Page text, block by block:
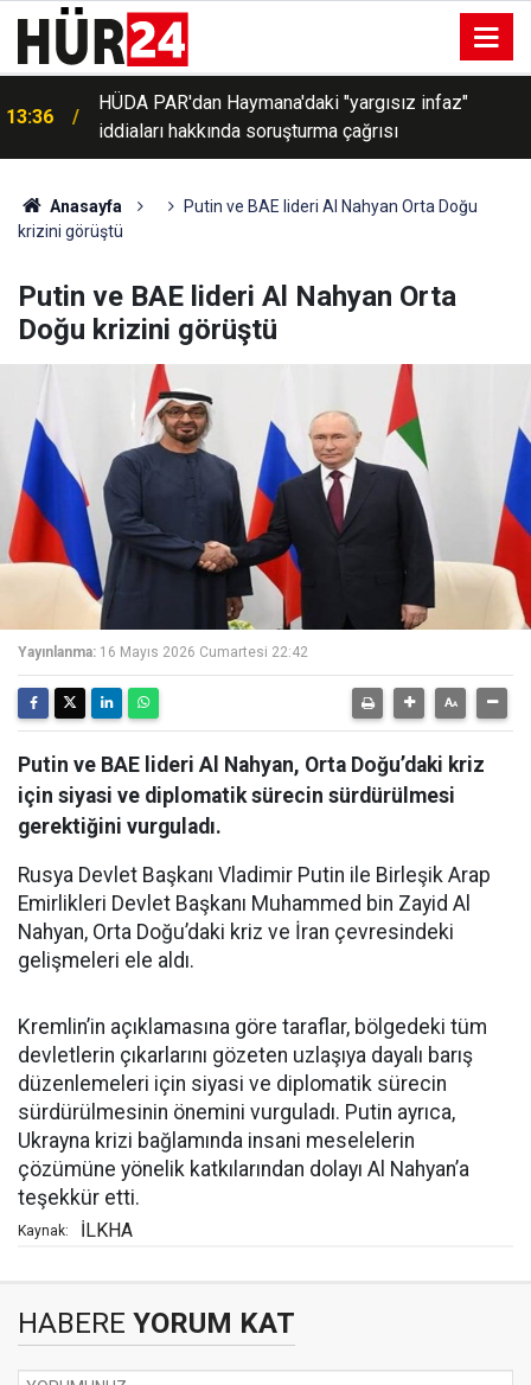
13:36
HÜDA PAR'dan Haymana'daki "yargısız infaz"
iddiaları hakkında soruşturma çağrısı
Anasayfa
Putin ve BAE lideri Al Nahyan Orta Doğu
krizini görüştü
Putin ve BAE lideri Al Nahyan Orta
Doğu krizini görüştü
Yayınlanma: 16 Mayıs 2026 Cumartesi 22:42
Putin ve BAE lideri Al Nahyan, Orta Doğu’daki kriz
için siyasi ve diplomatik sürecin sürdürülmesi
gerektiğini vurguladı.
Rusya Devlet Başkanı Vladimir Putin ile Birleşik Arap
Emirlikleri Devlet Başkanı Muhammed bin Zayid Al
Nahyan, Orta Doğu’daki kriz ve İran çevresindeki
gelişmeleri ele aldı.
Kremlin’in açıklamasına göre taraflar, bölgedeki tüm
devletlerin çıkarlarını gözeten uzlaşıya dayalı barış
düzenlemeleri için siyasi ve diplomatik sürecin
sürdürülmesinin önemini vurguladı. Putin ayrıca,
Ukrayna krizi bağlamında insani meselelerin
çözümüne yönelik katkılarından dolayı Al Nahyan’a
teşekkür etti.
Kaynak: İLKHA
HABERE YORUM KAT